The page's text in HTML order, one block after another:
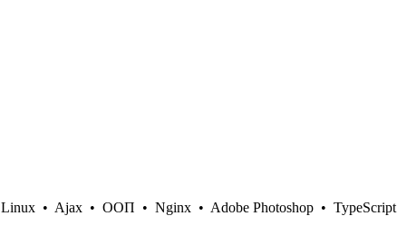
Linux • Ajax • ООП • Nginx • Adobe Photoshop • TypeScript